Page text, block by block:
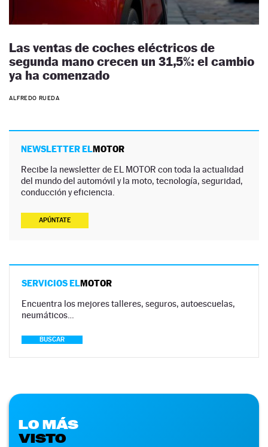
Las ventas de coches eléctricos de
segunda mano crecen un 31,5%: el cambio
ya ha comenzado
ALFREDO RUEDA
NEWSLETTER ELMOTOR
Recibe la newsletter de EL MOTOR con toda la actualidad
del mundo del automóvil y la moto, tecnología, seguridad,
conducción y eficiencia.
APÚNTATE
SERVICIOS ELMOTOR
Encuentra los mejores talleres, seguros, autoescuelas,
neumáticos…
BUSCAR
LO MÁS
VISTO